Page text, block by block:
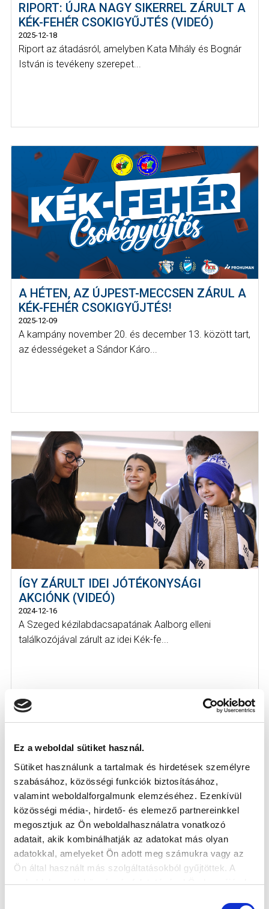
Ez a weboldal sütiket használ.
Sütiket használunk a tartalmak és hirdetések személyre
szabásához, közösségi funkciók biztosításához,
valamint weboldalforgalmunk elemzéséhez. Ezenkívül
közösségi média-, hirdető- és elemező partnereinkkel
megosztjuk az Ön weboldalhasználatra vonatkozó
adatait, akik kombinálhatják az adatokat más olyan
adatokkal, amelyeket Ön adott meg számukra vagy az
Ön által használt más szolgáltatásokból gyűjtöttek. A
weboldalon való böngészés folytatásával Ön hozzájárul a
RIPORT: ÚJRA NAGY SIKERREL ZÁRULT A
KÉK-FEHÉR CSOKIGYŰJTÉS (VIDEÓ)
2025-12-18
Riport az átadásról, amelyben Kata Mihály és Bognár
István is tevékeny szerepet...
A HÉTEN, AZ ÚJPEST-MECCSEN ZÁRUL A
KÉK-FEHÉR CSOKIGYŰJTÉS!
2025-12-09
A kampány november 20. és december 13. között tart,
az édességeket a Sándor Káro...
ÍGY ZÁRULT IDEI JÓTÉKONYSÁGI
AKCIÓNK (VIDEÓ)
2024-12-16
A Szeged kézilabdacsapatának Aalborg elleni
találkozójával zárult az idei Kék-fe...
KÖVETKEZŐ MÉRKŐZÉS
2026-08-07 17:30
ÚJ HIDEGKUTI NÁNDOR STADION
VS